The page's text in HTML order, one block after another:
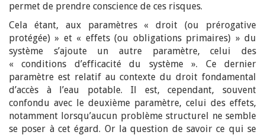
permet de prendre conscience de ces risques.
Cela étant, aux paramètres « droit (ou prérogative
protégée) » et « effets (ou obligations primaires) » du
système s’ajoute un autre paramètre, celui des
« conditions d’efficacité du système ». Ce dernier
paramètre est relatif au contexte du droit fondamental
d’accès à l’eau potable. Il est, cependant, souvent
confondu avec le deuxième paramètre, celui des effets,
notamment lorsqu’aucun problème structurel ne semble
se poser à cet égard. Or la question de savoir ce qui se